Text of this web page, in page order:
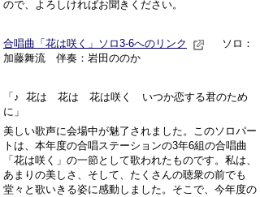
ので、よろしければお聞きください。
合唱曲「花は咲く」ソロ3-6へのリンク
ソロ：
加藤舞流 伴奏：岩田ののか
「♪ 花は 花は 花は咲く いつか恋する君のため
に」
美しい歌声に会場中が魅了されました。このソロパー
トは、本年度の合唱ステーションの3年6組の合唱曲
「花は咲く」の一節として歌われたものです。私は、
あまりの美しさ、そして、たくさんの聴衆の前でも
堂々と歌いきる姿に感動しました。そこで、今年度の